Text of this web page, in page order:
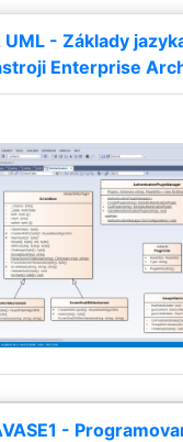
UML - Základy
Enterprise
-